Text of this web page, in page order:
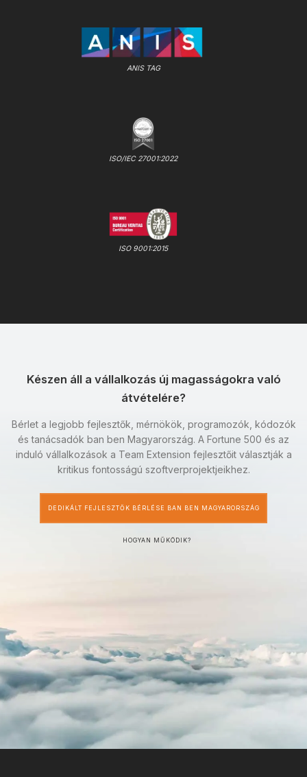
ANIS TAG
ISO/IEC 27001:2022
ISO 9001:2015
Készen áll a vállalkozás új magasságokra való
átvételére?
Bérlet a legjobb fejlesztők, mérnökök, programozók, kódozók
és tanácsadók ban ben Magyarország. A Fortune 500 és az
induló vállalkozások a Team Extension fejlesztőit választják a
kritikus fontosságú szoftverprojektjeikhez.
DEDIKÁLT FEJLESZTŐK BÉRLÉSE BAN BEN MAGYARORSZÁG
HOGYAN MŰKÖDIK?